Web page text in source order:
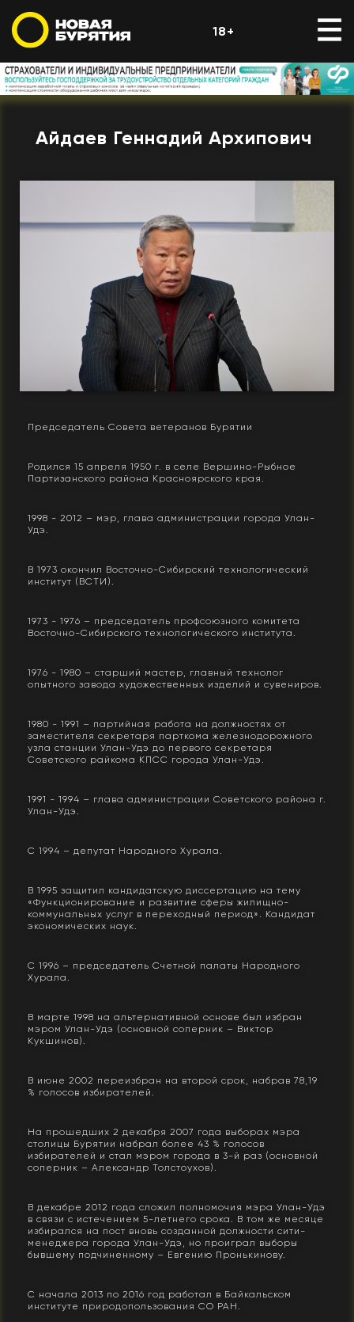
18+
Айдаев Геннадий Архипович
Председатель Совета ветеранов Бурятии
Родился 15 апреля 1950 г. в селе Вершино-Рыбное
Партизанского района Красноярского края.
1998 - 2012 – мэр, глава администрации города Улан-
Удэ.
В 1973 окончил Восточно-Сибирский технологический
институт (ВСТИ).
1973 - 1976 – председатель профсоюзного комитета
Восточно-Сибирского технологического института.
1976 - 1980 – старший мастер, главный технолог
опытного завода художественных изделий и сувениров.
1980 - 1991 – партийная работа на должностях от
заместителя секретаря парткома железнодорожного
узла станции Улан-Удэ до первого секретаря
Советского райкома КПСС города Улан-Удэ.
1991 - 1994 – глава администрации Советского района г.
Улан-Удэ.
С 1994 – депутат Народного Хурала.
В 1995 защитил кандидатскую диссертацию на тему
«Функционирование и развитие сферы жилищно-
коммунальных услуг в переходный период». Кандидат
экономических наук.
С 1996 – председатель Счетной палаты Народного
Хурала.
В марте 1998 на альтернативной основе был избран
мэром Улан-Удэ (основной соперник – Виктор
Кукшинов).
В июне 2002 переизбран на второй срок, набрав 78,19
% голосов избирателей.
На прошедших 2 декабря 2007 года выборах мэра
столицы Бурятии набрал более 43 % голосов
избирателей и стал мэром города в 3-й раз (основной
соперник – Александр Толстоухов).
В декабре 2012 года сложил полномочия мэра Улан-Удэ
в связи с истечением 5-летнего срока. В том же месяце
избирался на пост вновь созданной должности сити-
менеджера города Улан-Удэ, но проиграл выборы
бывшему подчиненному – Евгению Пронькинову.
С начала 2013 по 2016 год работал в Байкальском
институте природопользования СО РАН.